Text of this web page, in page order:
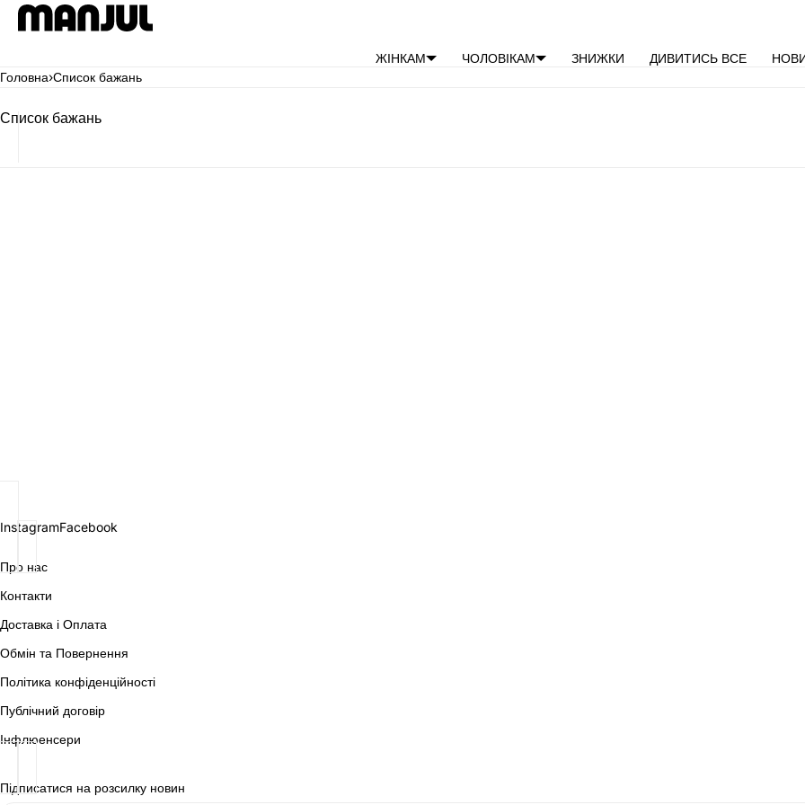
Перейти до вмісту
кошик
ЖІНКАМ ЧОЛОВІКАМ ЗНИЖКИ ДИВИТИСЬ ВСЕ
Головна›Список бажань
Список бажань
InstagramFacebook
Про нас
Контакти
Доставка і Оплата
Обмін та Повернення
Політика конфіденційності
Публічний договір
Інфлюенсери
Підписатися на розсилку новин